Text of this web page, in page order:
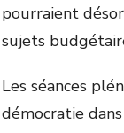
pourraient
sujets
Les séances
démocratie